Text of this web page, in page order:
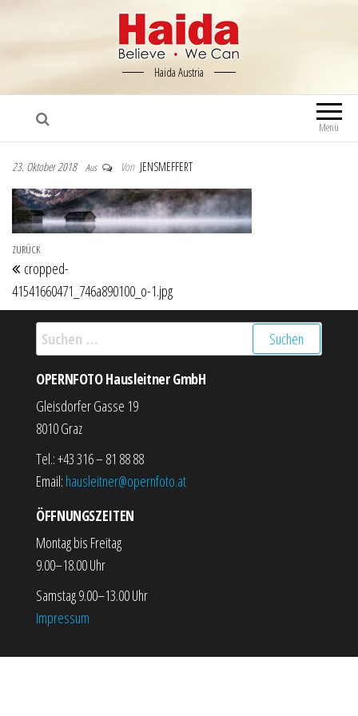
Haida Austria
Menü
23. Oktober 2018 Aus Von JENSMEFFERT
Beitragsnavigation
Vorheriger Beitrag
ZURÜCK
cropped-
41541660471_746a890100_o-1.jpg
Suchen nach:
OPERNFOTO Hausleitner GmbH
Gleisdorfer Gasse 19
8010 Graz
Tel.: +43 316 – 81 88 88
Email: hausleitner@opernfoto.at
ÖFFNUNGSZEITEN
Montag bis Freitag
9.00–18.00 Uhr
Samstag 9.00–13.00 Uhr
Impressum